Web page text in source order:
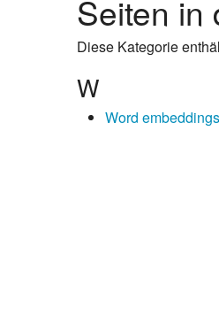
Seiten in
Diese Kategorie
W
Word embeddings